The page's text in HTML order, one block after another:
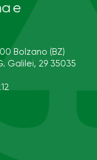
e
Bolzano (BZ)
Galilei, 29 35035